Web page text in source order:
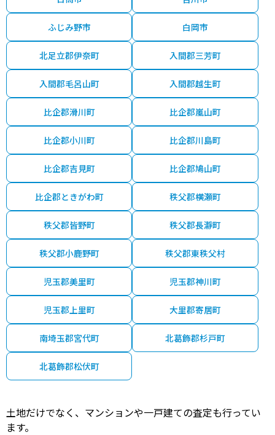
ふじみ野市 白岡市
北足立郡伊奈町 入間郡三芳町
入間郡毛呂山町 入間郡越生町
比企郡滑川町 比企郡嵐山町
比企郡小川町 比企郡川島町
比企郡吉見町 比企郡鳩山町
比企郡ときがわ町 秩父郡横瀬町
秩父郡皆野町 秩父郡長瀞町
秩父郡小鹿野町 秩父郡東秩父村
児玉郡美里町 児玉郡神川町
児玉郡上里町 大里郡寄居町
南埼玉郡宮代町 北葛飾郡杉戸町
北葛飾郡松伏町
土地だけでなく、マンションや一戸建ての査定も行ってい
ます。